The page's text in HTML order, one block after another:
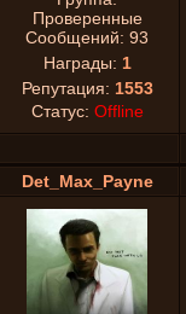
Проверенные
Сообщений: 93
Награды: 1
Репутация: 1553
Статус: Offline
Det_Max_Payne